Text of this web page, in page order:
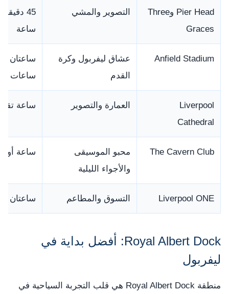
Pier Head وThree
Graces
التصوير والمشي
45
ساعة
Anfield Stadium
عشاق ليفربول وكرة
القدم
ساعات
Liverpool
Cathedral
العمارة والتصوير ساعة
The Cavern Club
محبو الموسيقى
والأجواء الليلية
ساعة أو
Liverpool ONE التسوق والمطاعم ساعتان
Royal Albert Dock: أفضل بداية في
ليفربول
منطقة Royal Albert Dock هي قلب التجربة السياحية في